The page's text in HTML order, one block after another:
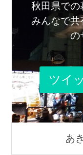
秋田県での
みんなで共
の
ツイ
あ